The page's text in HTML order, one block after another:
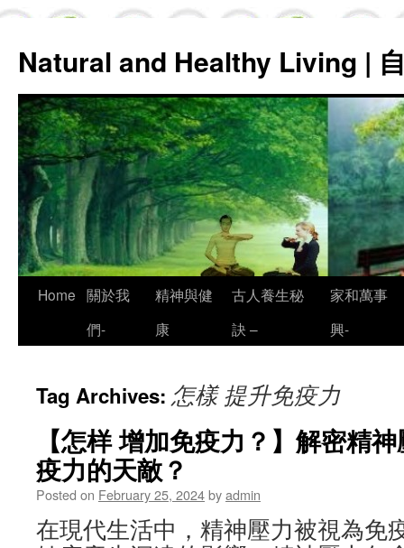
Natural and Healthy Living |
Skip
Home 關於我
們-
精神與健
康
古人養生秘
訣 –
家和萬事
興-
Tag Archives: 怎樣 提升免疫力
【怎样 增加免疫力？】解密精
疫力的天敵？
Posted on February 25, 2024byadmin
在現代生活中，精神壓力被視為免